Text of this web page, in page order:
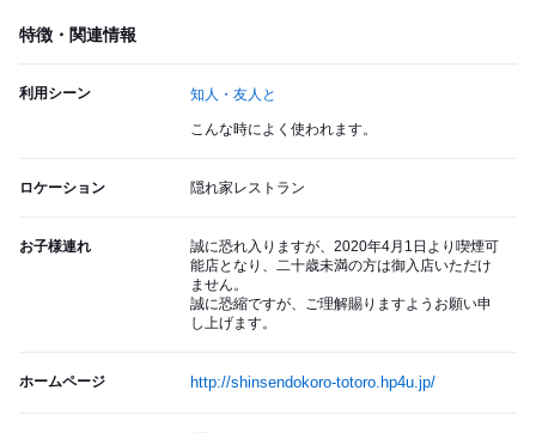
特徴・関連情報
利用シーン 知人・友人と
こんな時によく使われます。
ロケーション 隠れ家レストラン
お子様連れ
誠に恐れ入りますが、2020年4月1日より喫煙可
能店となり、二十歳未満の方は御入店いただけ
ません。
誠に恐縮ですが、ご理解賜りますようお願い申
し上げます。
ホームページ http://shinsendokoro-totoro.hp4u.jp/